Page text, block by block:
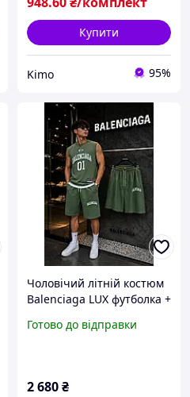
Купити
Kimo 95%
Чоловічий літній костюм
Balenciaga LUX футболка +
ідеальний вибір для
Готово до відправки
2 680₴